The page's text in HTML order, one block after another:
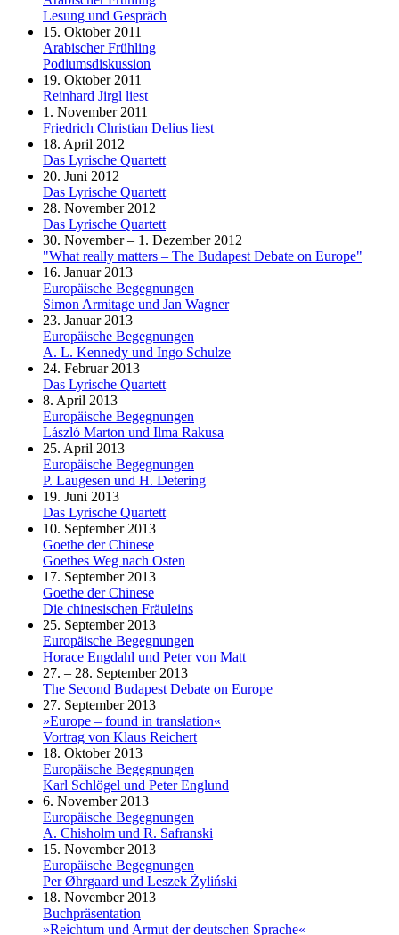
Lesung und Gespräch
15. Oktober 2011
Arabischer Frühling
Podiumsdiskussion
19. Oktober 2011
Reinhard Jirgl liest
1. November 2011
Friedrich Christian Delius liest
18. April 2012
Das Lyrische Quartett
20. Juni 2012
Das Lyrische Quartett
28. November 2012
Das Lyrische Quartett
30. November – 1. Dezember 2012
"What really matters – The Budapest Debate on Europe"
16. Januar 2013
Europäische Begegnungen
Simon Armitage und Jan Wagner
23. Januar 2013
Europäische Begegnungen
A. L. Kennedy und Ingo Schulze
24. Februar 2013
Das Lyrische Quartett
8. April 2013
Europäische Begegnungen
László Marton und Ilma Rakusa
25. April 2013
Europäische Begegnungen
P. Laugesen und H. Detering
19. Juni 2013
Das Lyrische Quartett
10. September 2013
Goethe der Chinese
Goethes Weg nach Osten
17. September 2013
Goethe der Chinese
Die chinesischen Fräuleins
25. September 2013
Europäische Begegnungen
Horace Engdahl und Peter von Matt
27. – 28. September 2013
The Second Budapest Debate on Europe
27. September 2013
»Europe – found in translation«
Vortrag von Klaus Reichert
18. Oktober 2013
Europäische Begegnungen
Karl Schlögel und Peter Englund
6. November 2013
Europäische Begegnungen
A. Chisholm und R. Safranski
15. November 2013
Europäische Begegnungen
Per Øhrgaard und Leszek Żyliński
18. November 2013
Buchpräsentation
»Reichtum und Armut der deutschen Sprache«